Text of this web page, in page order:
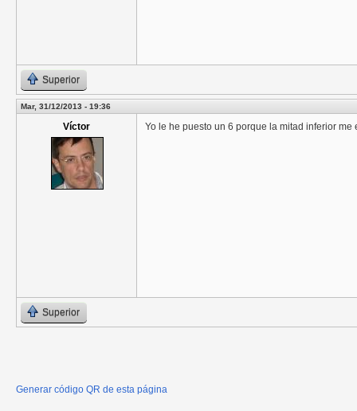
Superior
Mar, 31/12/2013 - 19:36
Víctor Yo le he puesto un 6 porque la mitad inferior
Superior
Generar código QR de esta página